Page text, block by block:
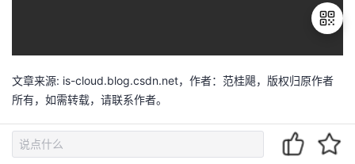
文章来源: is-cloud.blog.csdn.net，作者：范桂飓，版权归原作者
所有，如需转载，请联系作者。
原文链接：is-cloud.blog.csdn.net/article/details/105408303